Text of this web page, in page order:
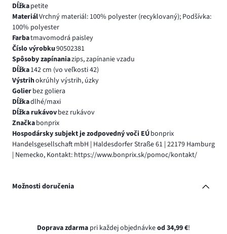
Dĺžkapetite
MateriálVrchný materiál: 100% polyester (recyklovaný); Podšívka:
100% polyester
Farbatmavomodrá paisley
Číslo výrobku90502381
Spôsoby zapínaniazips, zapínanie vzadu
Dĺžka142 cm (vo veľkosti 42)
Výstrihokrúhly výstrih, úzky
Golierbez goliera
Dĺžkadlhé/maxi
Dĺžka rukávovbez rukávov
Značkabonprix
Hospodársky subjekt je zodpovedný voči EÚbonprix
Handelsgesellschaft mbH | Haldesdorfer Straße 61 | 22179 Hamburg
| Nemecko, Kontakt: https://www.bonprix.sk/pomoc/kontakt/
Možnosti doručenia
Doprava zdarma pri každej objednávkeod 34,99 €!